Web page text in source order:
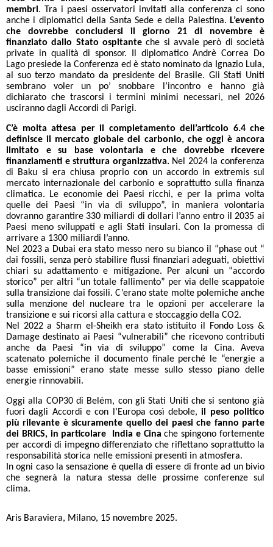
membri. Tra i paesi osservatori invitati alla conferenza ci sono
anche i diplomatici della Santa Sede e della Palestina. L’evento
che dovrebbe concludersi il giorno 21 di novembre è
finanziato dallo Stato ospitante che si avvale però di società
private in qualità di sponsor. Il diplomatico Andrè Correa Do
Lago presiede la Conferenza ed è stato nominato da Ignazio Lula,
al suo terzo mandato da presidente del Brasile. Gli Stati Uniti
sembrano voler un po’ snobbare l’incontro e hanno già
dichiarato che trascorsi i termini minimi necessari, nel 2026
usciranno dagli Accordi di Parigi.
C’è molta attesa per il completamento dell’articolo 6.4 che
definisce il mercato globale del carbonio, che oggi è ancora
limitato e su base volontaria e che dovrebbe ricevere
finanziamenti e struttura organizzativa. Nel 2024 la conferenza
di Baku si era chiusa proprio con un accordo in extremis sul
mercato internazionale del carbonio e soprattutto sulla finanza
climatica. Le economie dei Paesi ricchi, e per la prima volta
quelle dei Paesi “in via di sviluppo”, in maniera volontaria
dovranno garantire 330 miliardi di dollari l’anno entro il 2035 ai
Paesi meno sviluppati e agli Stati insulari. Con la promessa di
arrivare a 1300 miliardi l’anno.
Nel 2023 a Dubai era stato messo nero su bianco il “phase out “
dai fossili, senza però stabilire flussi finanziari adeguati, obiettivi
chiari su adattamento e mitigazione. Per alcuni un “accordo
storico” per altri “un totale fallimento” per via delle scappatoie
sulla transizione dai fossili. C’erano state molte polemiche anche
sulla menzione del nucleare tra le opzioni per accelerare la
transizione e sui ricorsi alla cattura e stoccaggio della CO2.
Nel 2022 a Sharm el-Sheikh era stato istituito il Fondo Loss &
Damage destinato ai Paesi “vulnerabili” che ricevono contributi
anche da Paesi “in via di sviluppo” come la Cina. Aveva
scatenato polemiche il documento finale perché le “energie a
basse emissioni” erano state messe sullo stesso piano delle
energie rinnovabili.
Oggi alla COP30 di Belém, con gli Stati Uniti che si sentono già
fuori dagli Accordi e con l’Europa così debole,il peso politico
più rilevante è sicuramente quello dei paesi che fanno parte
dei BRICS, in particolare India e Cinache spingono fortemente
per accordi di impegno differenziato che riflettano soprattutto la
responsabilità storica nelle emissioni presenti in atmosfera.
In ogni caso la sensazione è quella di essere di fronte ad un bivio
che segnerà la natura stessa delle prossime conferenze sul
clima.
Aris Baraviera, Milano, 15 novembre 2025.